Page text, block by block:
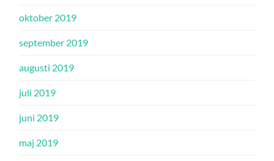
oktober 2019
september 2019
augusti 2019
juli 2019
juni 2019
maj 2019